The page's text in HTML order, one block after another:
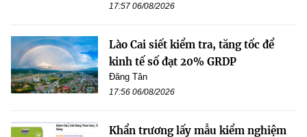
17:57 06/08/2026
Lào Cai siết kiểm tra, tăng tốc để
kinh tế số đạt 20% GRDP
Đăng Tân
17:56 06/08/2026
Khẩn trương lấy mẫu kiểm nghiệm